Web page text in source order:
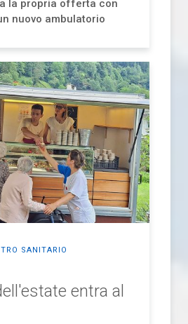
la propria offerta con
nuovo ambulatorio
SANITARIO
entra al